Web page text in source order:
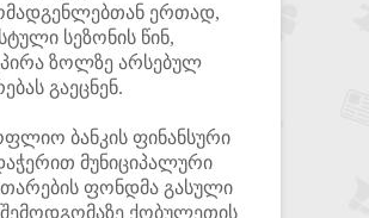
ერთად,
სეზონის წინ,
ზოლზე არსებულ
გაეცნენ.
ბანკის ფინანსური
მუნიციპალური
ფონდმა გასული
ქობულეთის